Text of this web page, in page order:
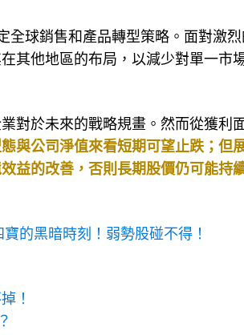
全球銷售和產品轉型策略。面對激
其他地區的布局，以減少對單一市
對於未來的戰略規畫。然而從獲利
與公司淨值來看短期可望止跌；但
益的改善，否則長期股價仍可能持
的黑暗時刻！弱勢股碰不得！
！